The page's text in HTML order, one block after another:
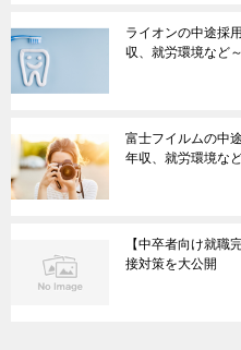
ライオンの中途採
収、就労環境など～
富士フイルムの中
年収、就労環境な
【中卒者向け就職
接対策を大公開